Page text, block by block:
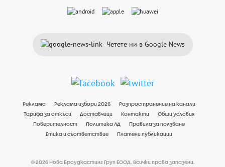
Четете ни в Google News
Реклама Реклама избори 2026
Разпространение на канали
Тарифа за откъси
Доставчици Контакти
Общи условия
Поверителност
Политика ЛД
Правила за ползване
Етика и съответствие
Платени публикации
© 2026 Нова Броудкастинг Груп ЕООД. Всички права запазени.